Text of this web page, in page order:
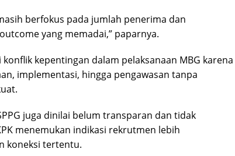
berfokus pada jumlah penerima dan
yang memadai,” paparnya.
kepentingan dalam pelaksanaan MBG karena
implementasi, hingga pengawasan tanpa
juga dinilai belum transparan dan tidak
menemukan indikasi rekrutmen lebih
koneksi tertentu.